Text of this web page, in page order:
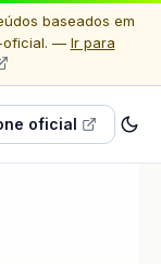
baseados em
oficial. — Ir para
oficial